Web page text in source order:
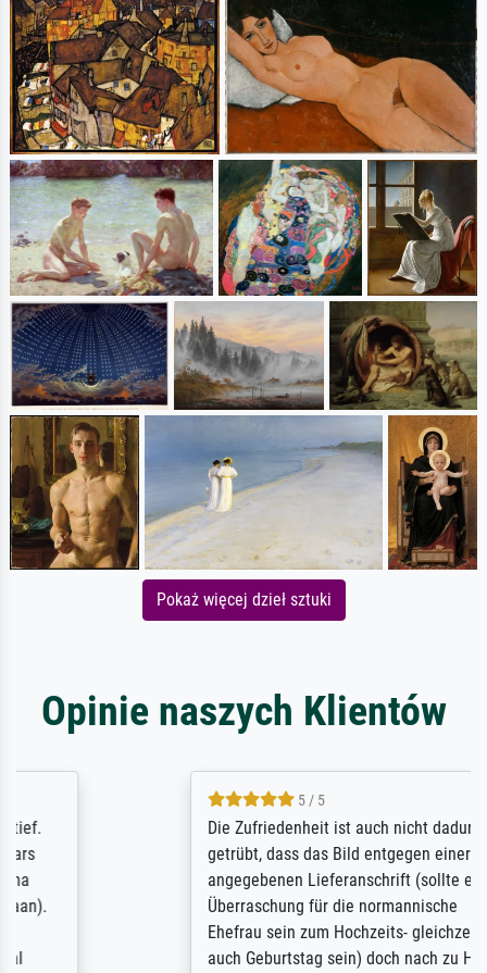
Pokaż więcej dzieł sztuki
Opinie naszych Klientów
Die Zufriedenheit ist auch nicht dadurch
getrübt, dass das Bild entgegen einer
angegebenen Lieferanschrift (sollte eine
Überraschung für die normannische
Ehefrau sein zum Hochzeits- gleichzeitig
auch Geburtstag sein) doch nach zu Hause